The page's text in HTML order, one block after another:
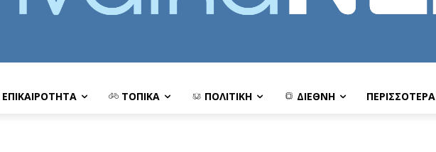
ΕΠΙΚΑΙΡΟΤΗΤΑ ΤΟΠΙΚΑ ΠΟΛΙΤΙΚΗ ΔΙΕΘΝΗ ΠΕΡΙΣΣΟΤΕΡΑ